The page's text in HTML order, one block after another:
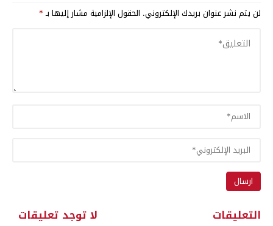
لن يتم نشر عنوان بريدك الإلكتروني. الحقول الإلزامية مشار إليها بـ*
التعليقات لا توجد تعليقات